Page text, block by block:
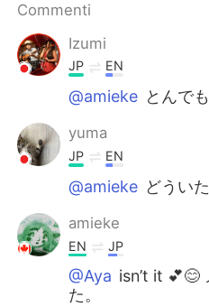
Commenti
Izumi
JP EN
@amieke とんで
yuma
JP EN
@amieke どうい
amieke
EN JP
@Aya isn’t it 💕😊
た。